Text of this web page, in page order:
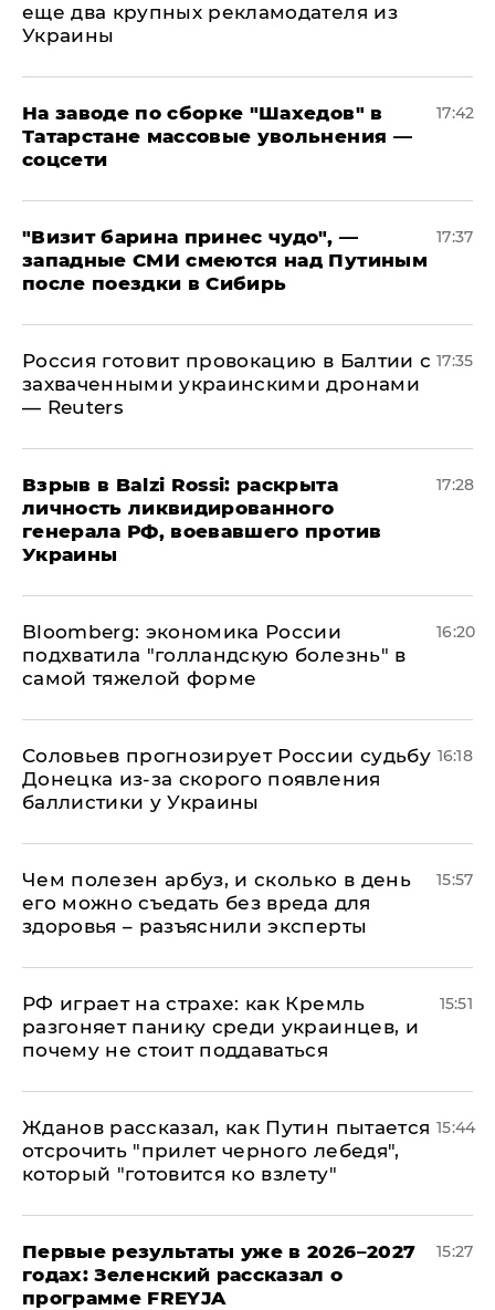
еще два крупных рекламодателя из
Украины
На заводе по сборке "Шахедов" в
Татарстане массовые увольнения —
соцсети
17:42
"Визит барина принес чудо", —
западные СМИ смеются над Путиным
после поездки в Сибирь
17:37
​Россия готовит провокацию в Балтии с
захваченными украинскими дронами
— Reuters
17:35
​Взрыв в Balzi Rossi: раскрыта
личность ликвидированного
генерала РФ, воевавшего против
Украины
17:28
Bloomberg: экономика России
подхватила "голландскую болезнь" в
самой тяжелой форме
16:20
Соловьев прогнозирует России судьбу
Донецка из-за скорого появления
баллистики у Украины
16:18
Чем полезен арбуз, и сколько в день
его можно съедать без вреда для
здоровья – разъяснили эксперты
15:57
РФ играет на страхе: как Кремль
разгоняет панику среди украинцев, и
почему не стоит поддаваться
15:51
Жданов рассказал, как Путин пытается
отсрочить "прилет черного лебедя",
который "готовится ко взлету"
15:44
Первые результаты уже в 2026–2027
годах: Зеленский рассказал о
программе FREYJA
15:27